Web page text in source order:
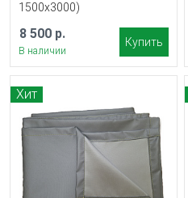
1500x3000)
8 500 р.
В наличии
Купить
Хит